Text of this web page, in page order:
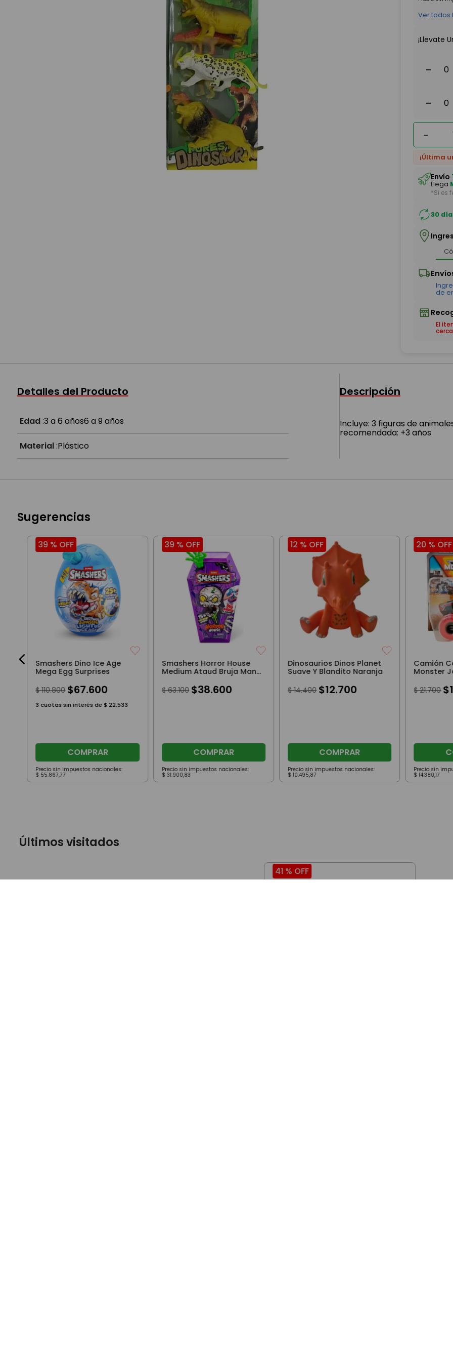
Ver todos
¡Llevate
－
－
－
¡Última
Envío
Llega
*Si es
30
El
Detalles del Producto
Edad:3 a 6 años6 a 9 años
Material:Plástico
Descripción
Incluye: 3 figuras de
recomendada: +3 años
Sugerencias
39 % OFF
Smashers Dino Ice Age
Mega Egg Surprises
$ 110.800 $67.600
3 cuotas sin interés de $ 22.533
COMPRAR
Precio sin impuestos nacionales:
$ 55.867,77
39 % OFF
Smashers Horror House
Medium Ataud Bruja Mano
$ 63.100 $38.600
COMPRAR
Precio sin impuestos nacionales:
$ 31.900,83
12 % OFF
Dinosaurios Dinos Planet
Suave Y Blandito Naranja
$ 14.400 $12.700
COMPRAR
Precio sin impuestos nacionales:
$ 10.495,87
20 % OFF
Camión
Monster
$ 21.700 $
Precio sin
$ 14.380,17
Últimos visitados
41 %OFF